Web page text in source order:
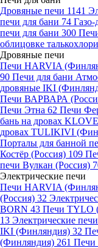
Дровяные печи 1141
печи для бани 74
печи для бани 300
облицовке
Дровяные печи
Печи HARVIA
90 Печи для бани
дровяные IKI
Печи ВАРВАРА
Печи Этна 62 Печи
бань на дровах
дровах TULIKIVI
Порталы для банной
Костёр (Россия) 109
печи Вулкан (Россия)
Электрические печи
Печи HARVIA
(Россия) 32
BORN 43 Печи TYLO
13 Электрические
IKI (Финляндия) 32
(Финляндия) 261 Печи